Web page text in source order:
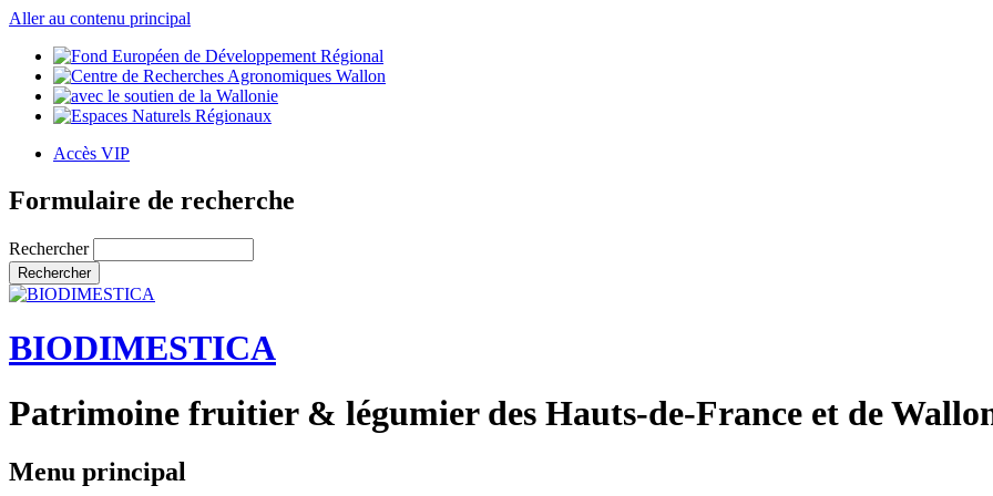
Aller au contenu principal
Accès VIP
Formulaire de recherche
Rechercher
BIODIMESTICA
Patrimoine fruitier & légumier des Hauts-de-France et de
Menu principal